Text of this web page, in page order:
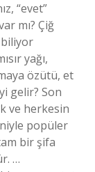
“evet”
mı? Çiğ
biliyor
yağı,
özütü, et
gelir? Son
ve herkesin
popüler
bir şifa
…